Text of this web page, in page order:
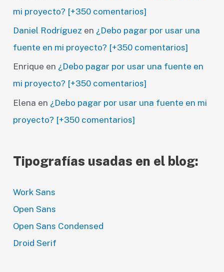
mi proyecto? [+350 comentarios]
Daniel Rodríguez en ¿Debo pagar por usar una
fuente en mi proyecto? [+350 comentarios]
Enrique en ¿Debo pagar por usar una fuente en
mi proyecto? [+350 comentarios]
Elena en ¿Debo pagar por usar una fuente en mi
proyecto? [+350 comentarios]
Tipografías usadas en el blog:
Work Sans
Open Sans
Open Sans Condensed
Droid Serif